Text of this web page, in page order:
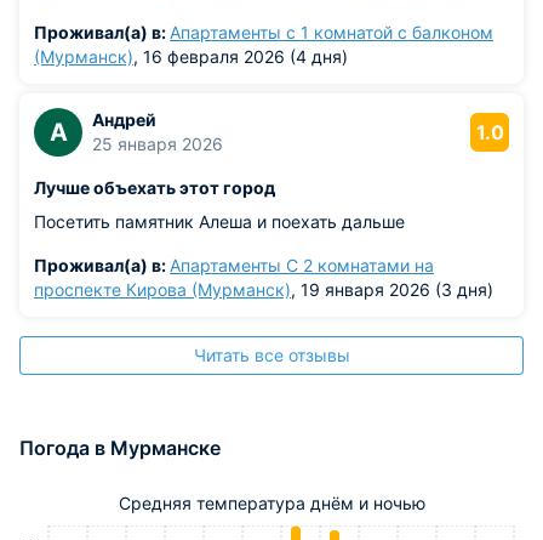
северным сиянием) даже за месяц забронировать
гостиницу невозможно. Предлагают уже только
квартире на сопке. Вот так. Но в Мурманск интересно
было приехать я довольна.
Проживал(а) в:Апартаменты с 1 комнатой с балконом
(Мурманск)
, 16 февраля 2026 (4 дня)
А
Андрей
25 января 2026
1.0
Лучше объехать этот город
Посетить памятник Алеша и поехать дальше
Проживал(а) в:Апартаменты С 2 комнатами на
проспекте Кирова (Мурманск)
, 19 января 2026 (3 дня)
Читать все отзывы
Погода в Мурманске
Средняя температура днём и ночью